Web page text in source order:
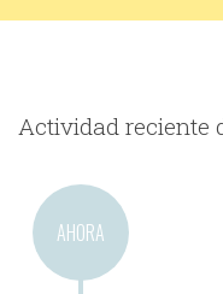
Actividad reciente
AHORA